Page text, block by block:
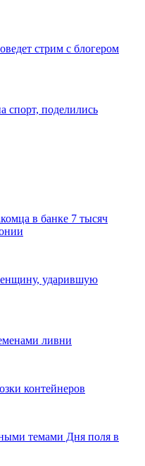
стрим с блогером
спорт, поделились
в банке 7 тысяч
ударившую
ливни
контейнеров
темами Дня поля в